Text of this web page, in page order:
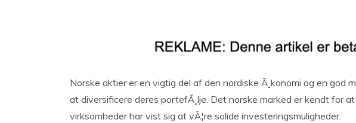
Norske aktier er en vigtig del af den nordiske Ã¸konomi og en god
at diversificere deres portefÃ¸lje. Det norske marked er kendt for
virksomheder har vist sig at vÃ¦re solide investeringsmuligheder.